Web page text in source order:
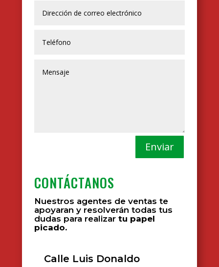
Enviar
CONTÁCTANOS
Nuestros agentes de ventas te
apoyaran y resolverán todas tus
dudas para realizartu papel
picado.
Calle Luis Donaldo